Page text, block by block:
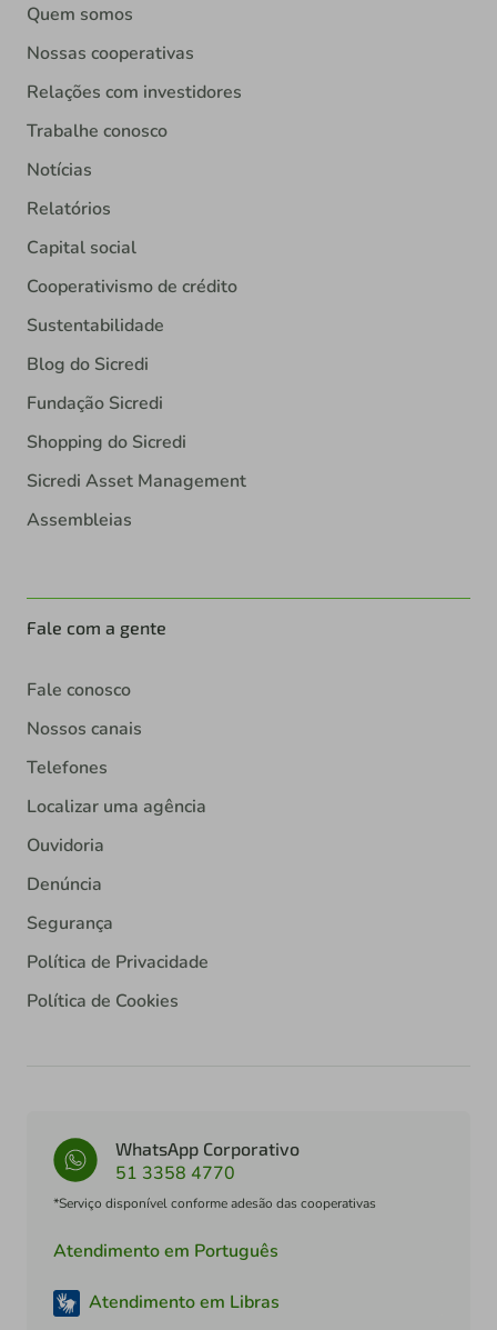
Quem somos
Nossas cooperativas
Relações com investidores
Trabalhe conosco
Notícias
Relatórios
Capital social
Cooperativismo de crédito
Sustentabilidade
Blog do Sicredi
Fundação Sicredi
Shopping do Sicredi
Sicredi Asset Management
Assembleias
Fale com a gente
Fale conosco
Nossos canais
Telefones
Localizar uma agência
Ouvidoria
Denúncia
Segurança
Política de Privacidade
Política de Cookies
WhatsApp Corporativo
51 3358 4770
*Serviço disponível conforme adesão das cooperativas
Atendimento em Português
Atendimento em Libras